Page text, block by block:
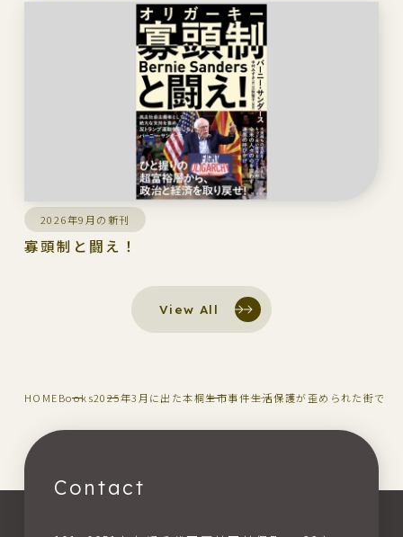
2026年9月の新刊
寡頭制と闘え！
View All
HOMEBooks2025年3月に出た本桐生市事件――生活保護が歪められた街で
Contact